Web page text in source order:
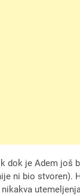
dok je Adem još
ni bio stvoren).